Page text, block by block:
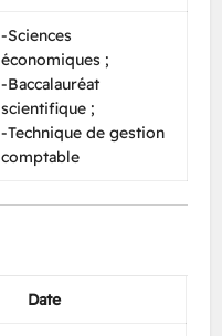
-Sciences
économiques ;
-Baccalauréat
scientifique ;
-Technique de gestion
comptable
Date